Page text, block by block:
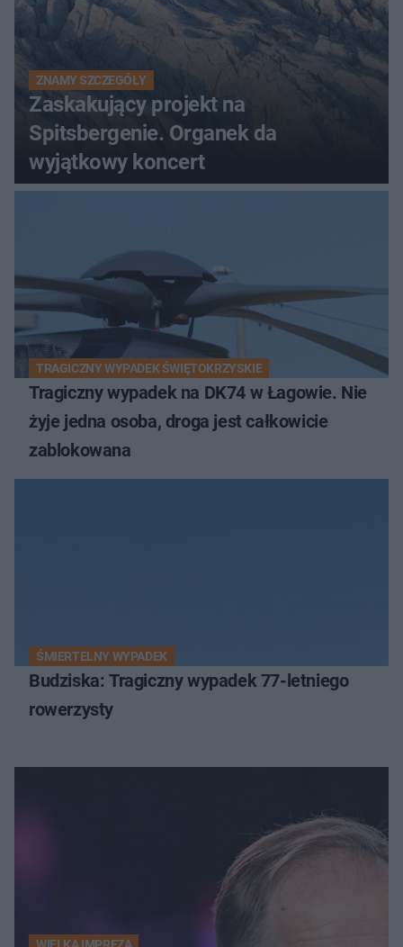
ZNAMY SZCZEGÓŁY
Zaskakujący projekt na
Spitsbergenie. Organek da
wyjątkowy koncert
TRAGICZNY WYPADEK ŚWIĘTOKRZYSKIE
Tragiczny wypadek na DK74 w Łagowie. Nie
żyje jedna osoba, droga jest całkowicie
zablokowana
ŚMIERTELNY WYPADEK
Budziska: Tragiczny wypadek 77-letniego
rowerzysty
WIELKA IMPREZA